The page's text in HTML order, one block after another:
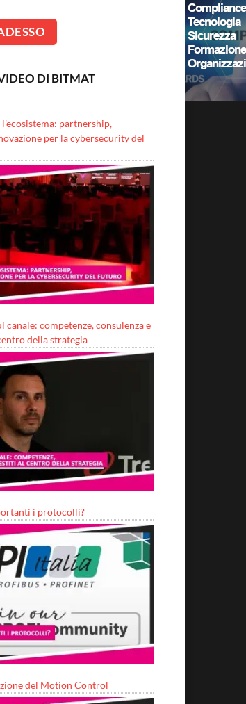
DI BITMAT
partnership,
per la cybersecurity del
canale: competenze, consulenza e
della strategia
i protocolli?
del Motion Control